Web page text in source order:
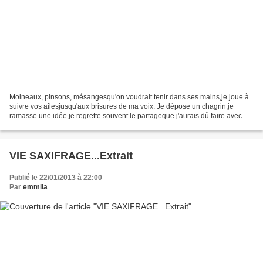
Moineaux, pinsons, mésangesqu'on voudrait tenir dans ses mains,je joue à
suivre vos ailesjusqu'aux brisures de ma voix. Je dépose un chagrin,je
ramasse une idée,je regrette souvent le partageque j'aurais dû faire avec
VIE SAXIFRAGE...Extrait
Publié le 22/01/2013 à 22:00
Par emmila